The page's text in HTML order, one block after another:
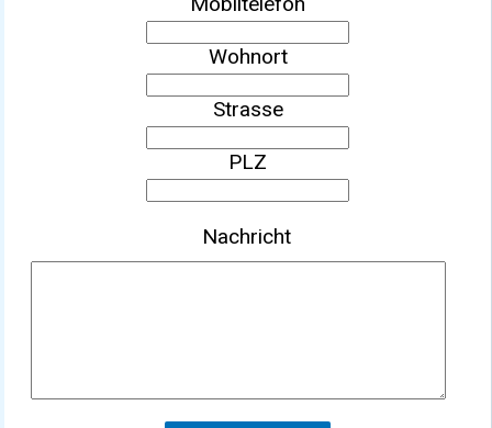
Wohnort
Strasse
PLZ
Nachricht